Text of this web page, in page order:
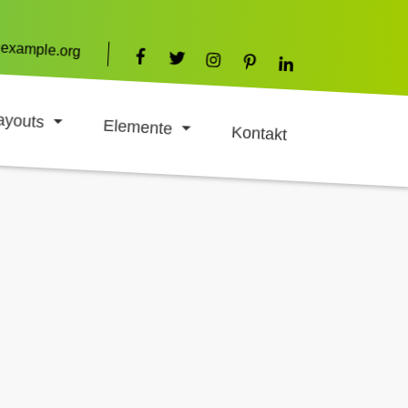
Elemente Kontakt